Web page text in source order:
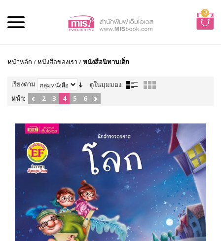
0
หน้าหลัก /หนังสือของเรา /หนังสือนิทานเด็ก
เรียงตาม
ดูในมุมมอง:
หน้า:
2 3 4 5 6